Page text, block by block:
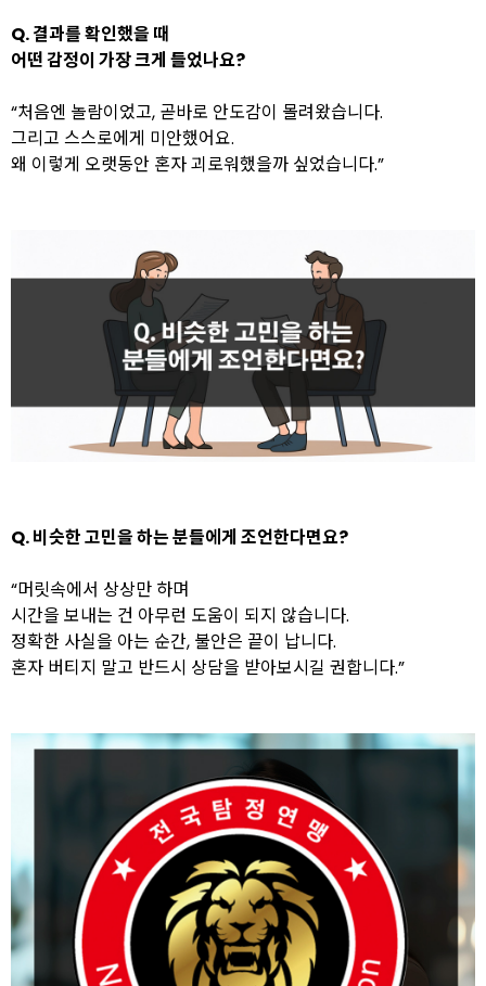
Q. 결과를 확인했을 때
어떤 감정이 가장 크게 들었나요?
“처음엔 놀람이었고, 곧바로 안도감이 몰려왔습니다.
그리고 스스로에게 미안했어요.
왜 이렇게 오랫동안 혼자 괴로워했을까 싶었습니다.”
Q. 비슷한 고민을 하는 분들에게 조언한다면요?
“머릿속에서 상상만 하며
시간을 보내는 건 아무런 도움이 되지 않습니다.
정확한 사실을 아는 순간, 불안은 끝이 납니다.
혼자 버티지 말고 반드시 상담을 받아보시길 권합니다.”